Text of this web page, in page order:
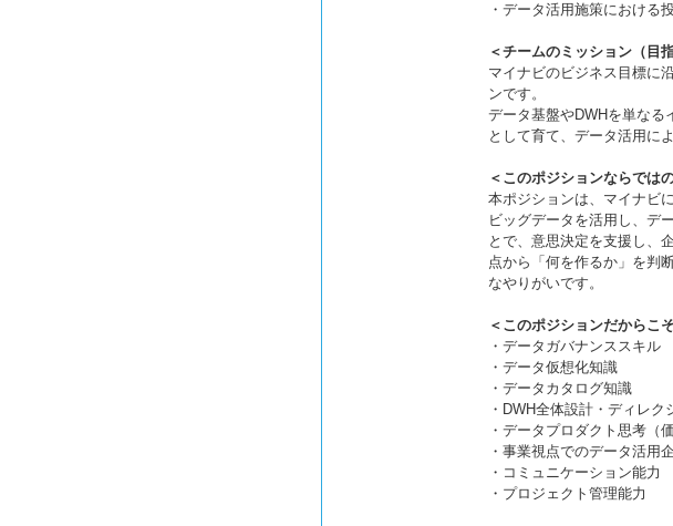
・データ活用施策における
＜チームのミッション（目
マイナビのビジネス目標に
ンです。
データ基盤やDWHを単なる
として育て、データ活用に
＜このポジションならでは
本ポジションは、マイナビ
ビッグデータを活用し、デ
とで、意思決定を支援し、
点から「何を作るか」を判
なやりがいです。
＜このポジションだからこ
・データガバナンススキル
・データ仮想化知識
・データカタログ知識
・DWH全体設計・ディレク
・データプロダクト思考（
・事業視点でのデータ活用
・コミュニケーション能力
・プロジェクト管理能力